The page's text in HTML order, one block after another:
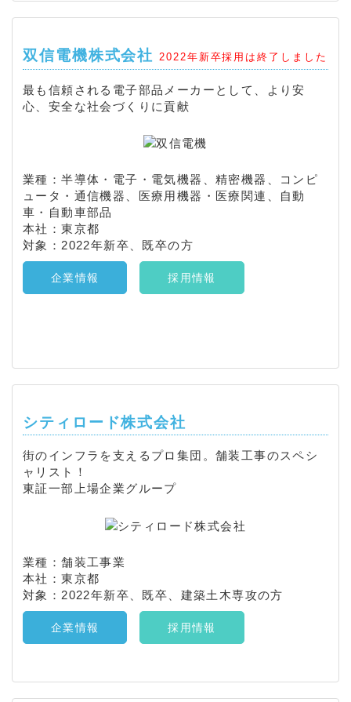
双信電機株式会社 2022年新卒採用は終了しました
最も信頼される電子部品メーカーとして、より安
心、安全な社会づくりに貢献
業種：半導体・電子・電気機器、精密機器、コンピ
ュータ・通信機器、医療用機器・医療関連、自動
車・自動車部品
本社：東京都
対象：2022年新卒、既卒の方
企業情報 採用情報
シティロード株式会社
街のインフラを支えるプロ集団。舗装工事のスペシ
ャリスト！
東証一部上場企業グループ
業種：舗装工事業
本社：東京都
対象：2022年新卒、既卒、建築土木専攻の方
企業情報 採用情報